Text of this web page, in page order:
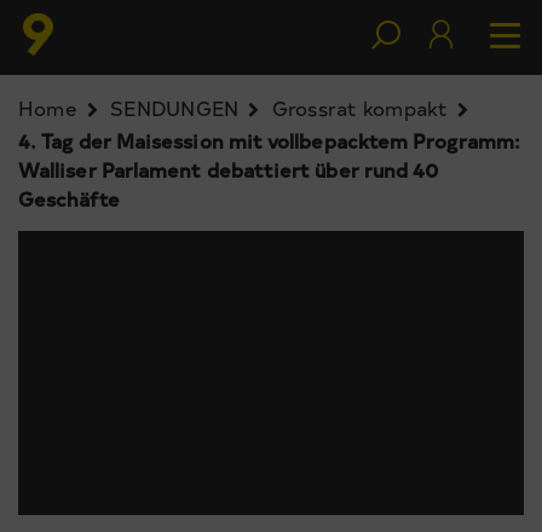
Home SENDUNGEN
Grossrat kompakt
4. Tag der Maisession mit vollbepacktem Programm:
Walliser Parlament debattiert über rund 40
Geschäfte